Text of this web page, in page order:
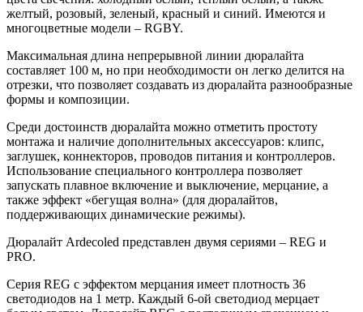
желтый, розовый, зеленый, красный и синий. Имеются и
многоцветные модели – RGBY.
Максимальная длина непрерывной линии дюралайта
составляет 100 м, но при необходимости он легко делится на
отрезки, что позволяет создавать из дюралайта разнообразные
формы и композиции.
Среди достоинств дюралайта можно отметить простоту
монтажа и наличие дополнительных аксессуаров: клипс,
заглушек, коннекторов, проводов питания и контроллеров.
Использование специального контроллера позволяет
запускать плавное включение и выключение, мерцание, а
также эффект «бегущая волна» (для дюралайтов,
поддерживающих динамические режимы).
Дюралайт Ardecoled представлен двумя сериями – REG и
PRO.
Серия REG c эффектом мерцания имеет плотность 36
светодиодов на 1 метр. Каждый 6-ой светодиод мерцает